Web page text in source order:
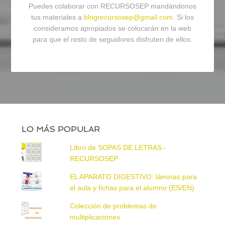
Puedes colaborar con RECURSOSEP mandándonos
tus materiales a blogrecursosep@gmail.com. Si los
consideramos apropiados se colocarán en la web
para que el resto de seguidores disfruten de ellos.
LO MÁS POPULAR
Libro de SOPAS DE LETRAS -
RECURSOSEP
EL APARATO DIGESTIVO: láminas para
el aula y fichas para el alumno (ES/EN)
Colección de problemas de
multiplicaciones